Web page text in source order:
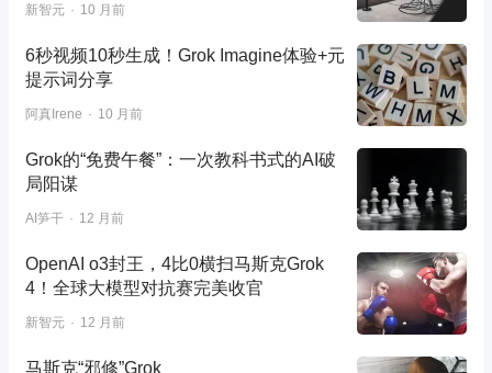
新智元 10 月前
6秒视频10秒生成！Grok Imagine体验+元
提示词分享
阿真Irene 10 月前
Grok的“免费午餐”：一次教科书式的AI破
局阳谋
AI笋干 12 月前
OpenAI o3封王，4比0横扫马斯克Grok
4！全球大模型对抗赛完美收官
新智元 12 月前
马斯克“邪修”Grok